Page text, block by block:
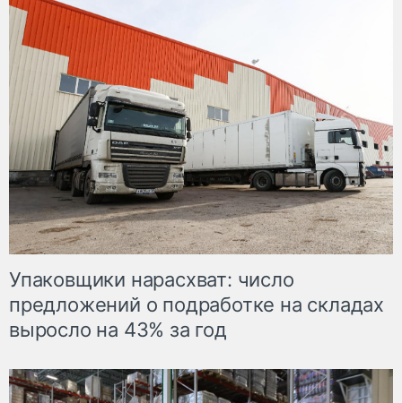
Упаковщики нарасхват: число
предложений о подработке на складах
выросло на 43% за год